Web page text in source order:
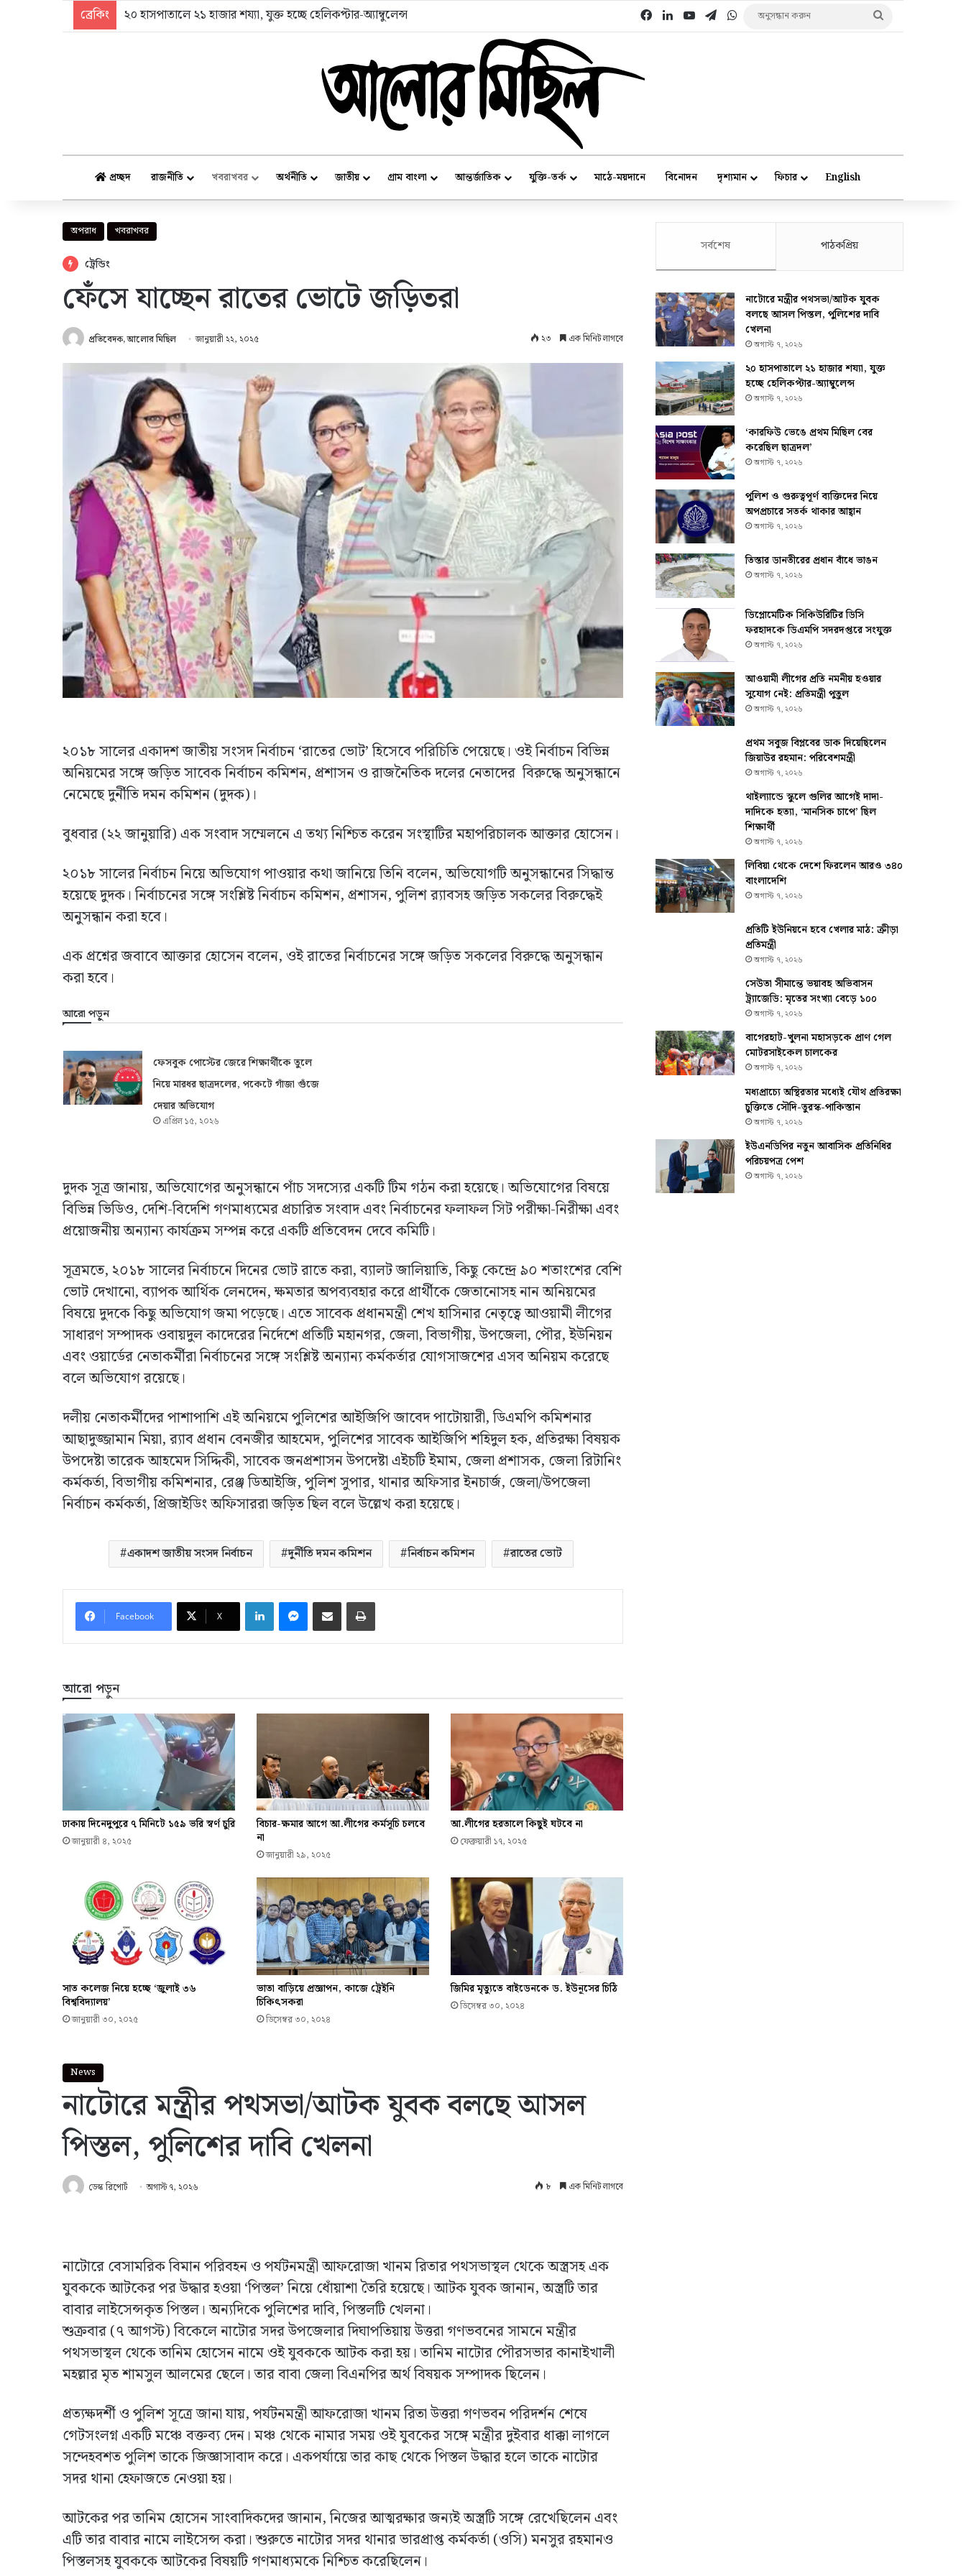
ব্রেকিং ‘কারফিউ ভেঙে প্রথম মিছিল বের করেছিল ছাত্রদল’ FacebookLinkedInYouTubeTelegramWhatsApp
অনুসন্ধান
প্রচ্ছদ রাজনীতি খবরাখবর অর্থনীতি জাতীয় গ্রাম বাংলা আন্তর্জাতিক যুক্তি-তর্ক মাঠে-ময়দানে বিনোদন দৃশ্যমান ফিচার English
অপরাধ খবরাখবর
ট্রেন্ডিং
ফেঁসে যাচ্ছেন রাতের ভোটে জড়িতরা
প্রতিবেদক, আলোর মিছিল জানুয়ারী ২২, ২০২৫ ২৩ এক মিনিট লাগবে
২০১৮ সালের একাদশ জাতীয় সংসদ নির্বাচন ‘রাতের ভোট’ হিসেবে পরিচিতি পেয়েছে। ওই নির্বাচন বিভিন্ন
অনিয়মের সঙ্গে জড়িত সাবেক নির্বাচন কমিশন, প্রশাসন ও রাজনৈতিক দলের নেতাদের বিরুদ্ধে অনুসন্ধানে
নেমেছে দুর্নীতি দমন কমিশন (দুদক)।
বুধবার (২২ জানুয়ারি) এক সংবাদ সম্মেলনে এ তথ্য নিশ্চিত করেন সংস্থাটির মহাপরিচালক আক্তার হোসেন।
২০১৮ সালের নির্বাচন নিয়ে অভিযোগ পাওয়ার কথা জানিয়ে তিনি বলেন, অভিযোগটি অনুসন্ধানের সিদ্ধান্ত
হয়েছে দুদক। নির্বাচনের সঙ্গে সংশ্লিষ্ট নির্বাচন কমিশন, প্রশাসন, পুলিশ র‌্যাবসহ জড়িত সকলের বিরুদ্ধেই
অনুসন্ধান করা হবে।
এক প্রশ্নের জবাবে আক্তার হোসেন বলেন, ওই রাতের নির্বাচনের সঙ্গে জড়িত সকলের বিরুদ্ধে অনুসন্ধান
করা হবে।
আরো পড়ুন
ফেসবুক পোস্টের জেরে শিক্ষার্থীকে তুলে
নিয়ে মারধর ছাত্রদলের, পকেটে গাঁজা গুঁজে
দেয়ার অভিযোগ
এপ্রিল ১৫, ২০২৬
দুদক সূত্র জানায়, অভিযোগের অনুসন্ধানে পাঁচ সদস্যের একটি টিম গঠন করা হয়েছে। অভিযোগের বিষয়ে
বিভিন্ন ভিডিও, দেশি-বিদেশি গণমাধ্যমের প্রচারিত সংবাদ এবং নির্বাচনের ফলাফল সিট পরীক্ষা-নিরীক্ষা এবং
প্রয়োজনীয় অন্যান্য কার্যক্রম সম্পন্ন করে একটি প্রতিবেদন দেবে কমিটি।
সূত্রমতে, ২০১৮ সালের নির্বাচনে দিনের ভোট রাতে করা, ব্যালট জালিয়াতি, কিছু কেন্দ্রে ৯০ শতাংশের বেশি
ভোট দেখানো, ব্যাপক আর্থিক লেনদেন, ক্ষমতার অপব্যবহার করে প্রার্থীকে জেতানোসহ নান অনিয়মের
বিষয়ে দুদকে কিছু অভিযোগ জমা পড়েছে। এতে সাবেক প্রধানমন্ত্রী শেখ হাসিনার নেতৃত্বে আওয়ামী লীগের
সাধারণ সম্পাদক ওবায়দুল কাদেরের নির্দেশে প্রতিটি মহানগর, জেলা, বিভাগীয়, উপজেলা, পৌর, ইউনিয়ন
এবং ওয়ার্ডের নেতাকর্মীরা নির্বাচনের সঙ্গে সংশ্লিষ্ট অন্যান্য কর্মকর্তার যোগসাজশের এসব অনিয়ম করেছে
বলে অভিযোগ রয়েছে।
দলীয় নেতাকর্মীদের পাশাপাশি এই অনিয়মে পুলিশের আইজিপি জাবেদ পাটোয়ারী, ডিএমপি কমিশনার
আছাদুজ্জামান মিয়া, র‍্যাব প্রধান বেনজীর আহমেদ, পুলিশের সাবেক আইজিপি শহিদুল হক, প্রতিরক্ষা বিষয়ক
উপদেষ্টা তারেক আহমেদ সিদ্দিকী, সাবেক জনপ্রশাসন উপদেষ্টা এইচটি ইমাম, জেলা প্রশাসক, জেলা রিটানিং
কর্মকর্তা, বিভাগীয় কমিশনার, রেঞ্জ ডিআইজি, পুলিশ সুপার, থানার অফিসার ইনচার্জ, জেলা/উপজেলা
নির্বাচন কর্মকর্তা, প্রিজাইডিং অফিসাররা জড়িত ছিল বলে উল্লেখ করা হয়েছে।
একাদশ জাতীয় সংসদ নির্বাচন দুর্নীতি দমন কমিশন নির্বাচন কমিশন রাতের ভোট
Facebook X
LinkedInMessenger
ইমেইলে শেয়ার করুন প্রিন্ট
আরো পড়ুন
ঢাকায় দিনেদুপুরে ৭ মিনিটে ১৫৯ ভরি স্বর্ণ চুরি
জানুয়ারী ৪, ২০২৫
বিচার-ক্ষমার আগে আ.লীগের কর্মসূচি চলবে
না
জানুয়ারী ২৯, ২০২৫
আ.লীগের হরতালে কিছুই ঘটবে না
ফেব্রুয়ারী ১৭, ২০২৫
সাত কলেজ নিয়ে হচ্ছে ‘জুলাই ৩৬
বিশ্ববিদ্যালয়’
জানুয়ারী ৩০, ২০২৫
ভাতা বাড়িয়ে প্রজ্ঞাপন, কাজে ট্রেইনি
চিকিৎসকরা
ডিসেম্বর ৩০, ২০২৪
জিমির মৃত্যুতে বাইডেনকে ড. ইউনূসের চিঠি
ডিসেম্বর ৩০, ২০২৪
সর্বশেষ পাঠকপ্রিয়
নাটোরে মন্ত্রীর পথসভা/আটক যুবক
বলছে আসল পিস্তল, পুলিশের দাবি
খেলনা
অগাস্ট ৭, ২০২৬
২০ হাসপাতালে ২১ হাজার শয্যা, যুক্ত
হচ্ছে হেলিকপ্টার-অ্যাম্বুলেন্স
অগাস্ট ৭, ২০২৬
‘কারফিউ ভেঙে প্রথম মিছিল বের
করেছিল ছাত্রদল’
অগাস্ট ৭, ২০২৬
পুলিশ ও গুরুত্বপূর্ণ ব্যক্তিদের নিয়ে
অপপ্রচারে সতর্ক থাকার আহ্বান
অগাস্ট ৭, ২০২৬
তিস্তার ডানতীরের প্রধান বাঁধে ভাঙন
অগাস্ট ৭, ২০২৬
ডিপ্লোমেটিক সিকিউরিটির ডিসি
ফরহাদকে ডিএমপি সদরদপ্তরে সংযুক্ত
অগাস্ট ৭, ২০২৬
আওয়ামী লীগের প্রতি নমনীয় হওয়ার
সুযোগ নেই: প্রতিমন্ত্রী পুতুল
অগাস্ট ৭, ২০২৬
প্রথম সবুজ বিপ্লবের ডাক দিয়েছিলেন
জিয়াউর রহমান: পরিবেশমন্ত্রী
অগাস্ট ৭, ২০২৬
থাইল্যান্ডে স্কুলে গুলির আগেই দাদা-
দাদিকে হত্যা, ‘মানসিক চাপে’ ছিল
শিক্ষার্থী
অগাস্ট ৭, ২০২৬
লিবিয়া থেকে দেশে ফিরলেন আরও ৩৪০
বাংলাদেশি
অগাস্ট ৭, ২০২৬
প্রতিটি ইউনিয়নে হবে খেলার মাঠ: ক্রীড়া
প্রতিমন্ত্রী
অগাস্ট ৭, ২০২৬
সেউতা সীমান্তে ভয়াবহ অভিবাসন
ট্র্যাজেডি: মৃতের সংখ্যা বেড়ে ১০০
অগাস্ট ৭, ২০২৬
বাগেরহাট-খুলনা মহাসড়কে প্রাণ গেল
মোটরসাইকেল চালকের
অগাস্ট ৭, ২০২৬
মধ্যপ্রাচ্যে অস্থিরতার মধ্যেই যৌথ প্রতিরক্ষা
চুক্তিতে সৌদি-তুরস্ক-পাকিস্তান
অগাস্ট ৭, ২০২৬
ইউএনডিপির নতুন আবাসিক প্রতিনিধির
পরিচয়পত্র পেশ
অগাস্ট ৭, ২০২৬